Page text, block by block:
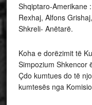
Shqiptaro-Amerikane
Rexhaj, Alfons
Shkreli- Anëtarë.
Koha e dorëzimit të
Simpozium Shkencor
Çdo kumtues do të
kumtesës nga